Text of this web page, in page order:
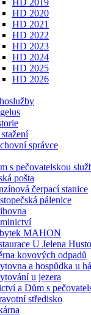
HD 2019
HD 2020
HD 2021
HD 2022
HD 2023
HD 2024
HD 2025
HD 2026
správce
s pečovatelskou
pošta
čerpací stanice
pálenice
MAHON
U Jelena
kovových odpadů
a hospůdka u
u jezera
a Dům s
středisko